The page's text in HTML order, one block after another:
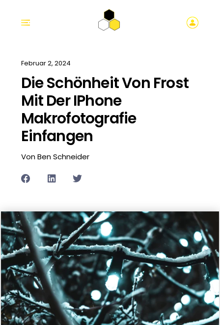
Februar 2, 2024
Die Schönheit Von Frost
Mit Der IPhone
Makrofotografie
Einfangen
Von Ben Schneider